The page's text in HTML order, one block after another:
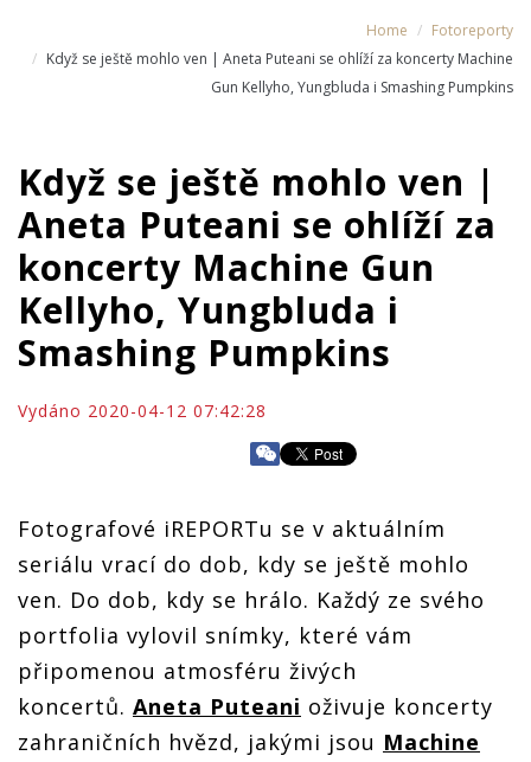
Home
Fotoreporty
Když se ještě mohlo ven | Aneta Puteani se ohlíží za koncerty Machine
Gun Kellyho, Yungbluda i Smashing Pumpkins
Když se ještě mohlo ven |
Aneta Puteani se ohlíží za
koncerty Machine Gun
Kellyho, Yungbluda i
Smashing Pumpkins
Vydáno 2020-04-12 07:42:28
Fotografové iREPORTu se v aktuálním
seriálu vrací do dob, kdy se ještě mohlo
ven. Do dob, kdy se hrálo. Každý ze svého
portfolia vylovil snímky, které vám
připomenou atmosféru živých
koncertů. Aneta Puteani oživuje koncerty
zahraničních hvězd, jakými jsou Machine